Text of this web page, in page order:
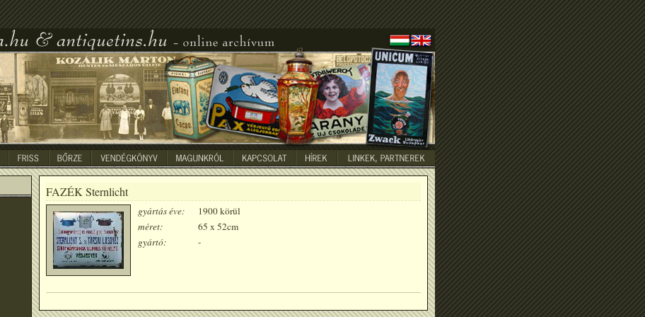
FAZÉK Sternlicht
gyártás éve:
1900 körül
méret:
65 x 52cm
gyártó:
-